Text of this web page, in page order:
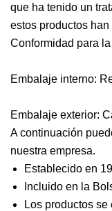
que ha tenido un
estos productos
Conformidad para
Embalaje interno:
Embalaje exterior:
A continuación
nuestra empresa.
Establecido en
Incluido en la
Los productos